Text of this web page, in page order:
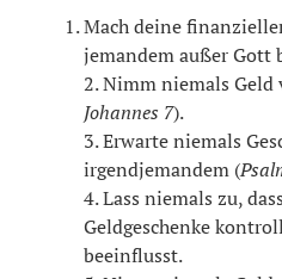
Mach deine
jemandem außer Gott
2. Nimm niemals Geld
Johannes 7).
3. Erwarte niemals
irgendjemandem (
4. Lass niemals zu,
Geldgeschenke
beeinflusst.